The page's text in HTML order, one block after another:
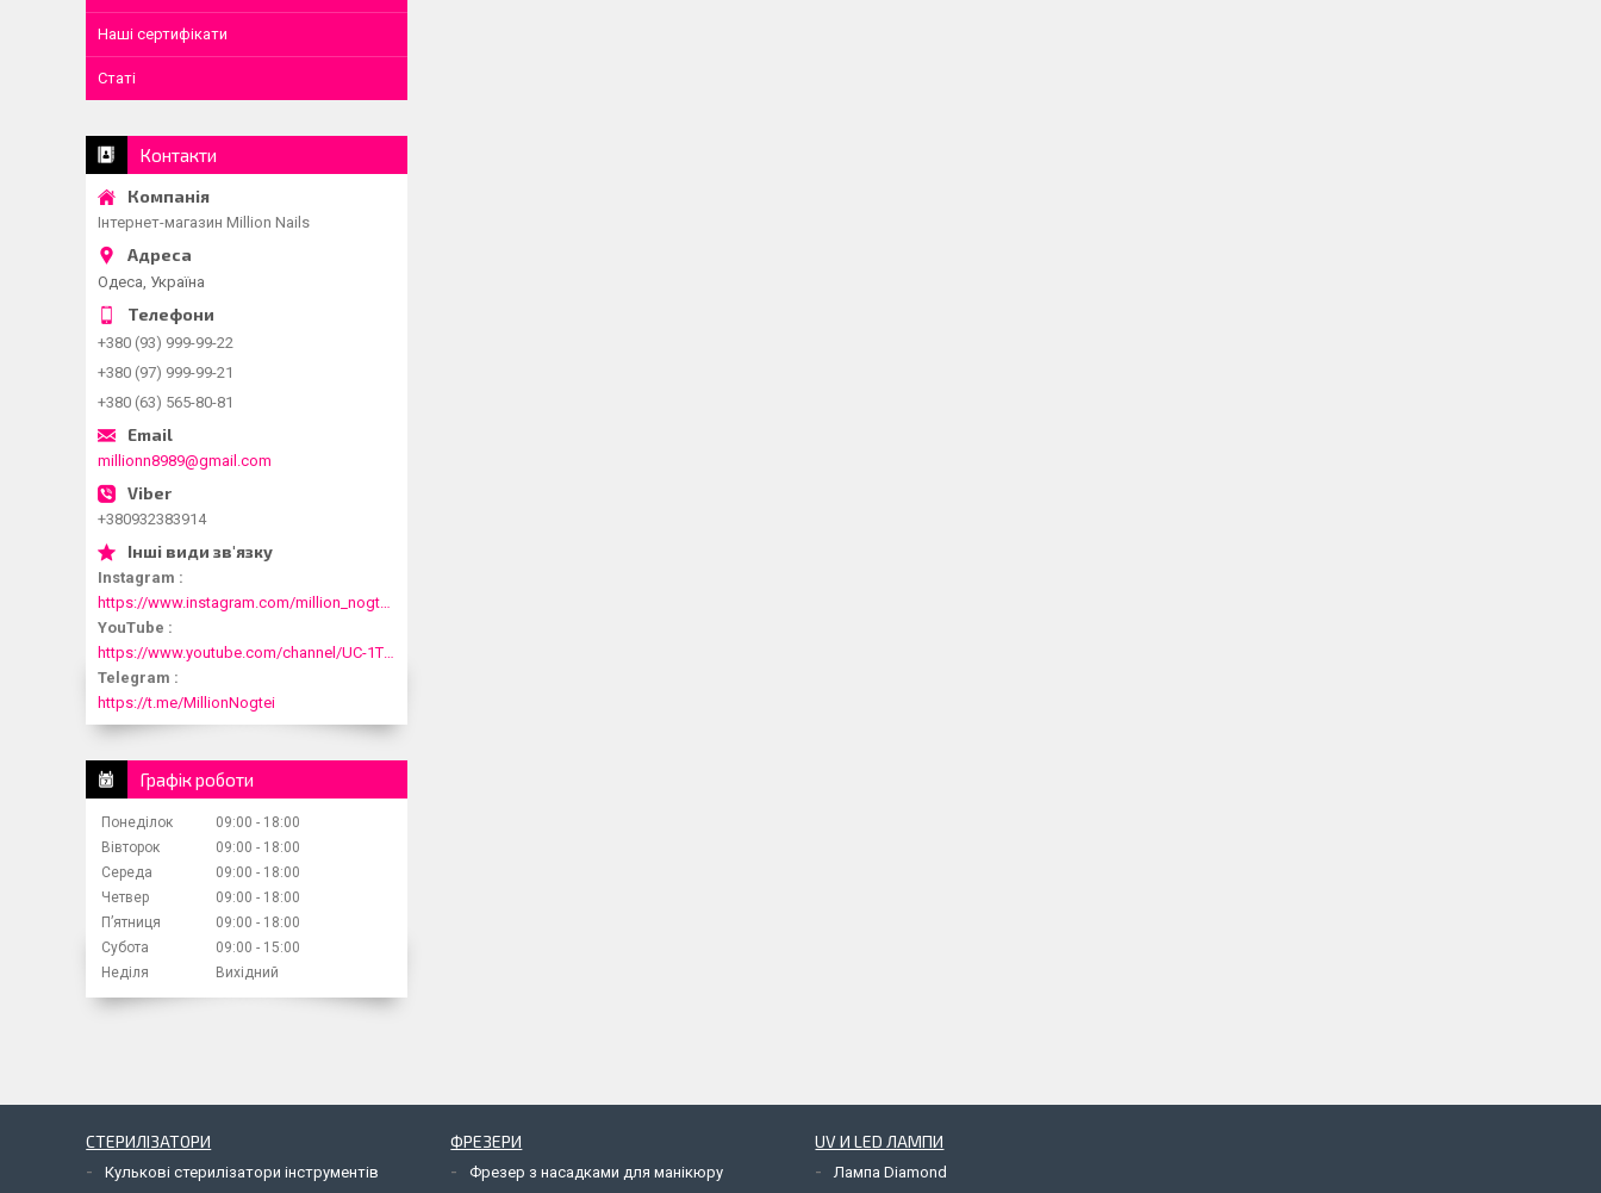
Наші сертифікати
Статі
Контакти
Інтернет-магазин Million Nails
Одеса, Україна
+380 (93) 999-99-22
+380 (97) 999-99-21
+380 (63) 565-80-81
millionn8989@gmail.com
+380932383914
Instagram
YouTube
Telegram
https://t.me/MillionNogtei
Графік роботи
Понеділок 09:00
18:00
Вівторок
09:00
18:00
Середа
09:00
18:00
Четвер
09:00
18:00
Пʼятниця
09:00
18:00
Субота
09:00
15:00
Неділя
Вихідний
СТЕРИЛІЗАТОРИ
Кулькові стерилізатори інструментів
ФРЕЗЕРИ
Фрезер з насадками для манікюру
UV И LED ЛАМПИ
Лампа Diamond